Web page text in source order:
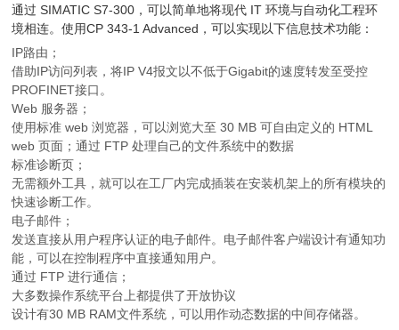
通过 SIMATIC S7-300，可以简单地将现代 IT 环境与自动化工程环
境相连。使用CP 343-1 Advanced，可以实现以下信息技术功能：
IP路由；
借助IP访问列表，将IP V4报文以不低于Gigabit的速度转发至受控
PROFINET接口。
Web 服务器；
使用标准 web 浏览器，可以浏览大至 30 MB 可自由定义的 HTML
web 页面；通过 FTP 处理自己的文件系统中的数据
标准诊断页；
无需额外工具，就可以在工厂内完成插装在安装机架上的所有模块的
快速诊断工作。
电子邮件；
发送直接从用户程序认证的电子邮件。电子邮件客户端设计有通知功
能，可以在控制程序中直接通知用户。
通过 FTP 进行通信；
大多数操作系统平台上都提供了开放协议
设计有30 MB RAM文件系统，可以用作动态数据的中间存储器。